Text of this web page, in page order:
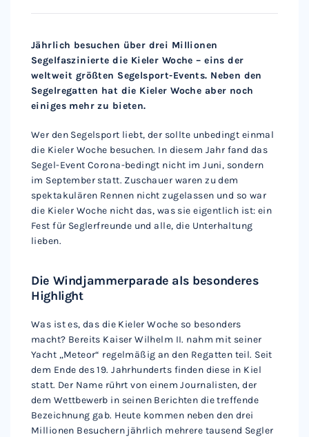
Jährlich besuchen über drei Millionen
Segelfaszinierte die Kieler Woche – eins der
weltweit größten Segelsport-Events. Neben den
Segelregatten hat die Kieler Woche aber noch
einiges mehr zu bieten.
Wer den Segelsport liebt, der sollte unbedingt einmal
die Kieler Woche besuchen. In diesem Jahr fand das
Segel-Event Corona-bedingt nicht im Juni, sondern
im September statt. Zuschauer waren zu dem
spektakulären Rennen nicht zugelassen und so war
die Kieler Woche nicht das, was sie eigentlich ist: ein
Fest für Seglerfreunde und alle, die Unterhaltung
lieben.
Die Windjammerparade als besonderes
Highlight
Was ist es, das die Kieler Woche so besonders
macht? Bereits Kaiser Wilhelm II. nahm mit seiner
Yacht „Meteor“ regelmäßig an den Regatten teil. Seit
dem Ende des 19. Jahrhunderts finden diese in Kiel
statt. Der Name rührt von einem Journalisten, der
dem Wettbewerb in seinen Berichten die treffende
Bezeichnung gab. Heute kommen neben den drei
Millionen Besuchern jährlich mehrere tausend Segler